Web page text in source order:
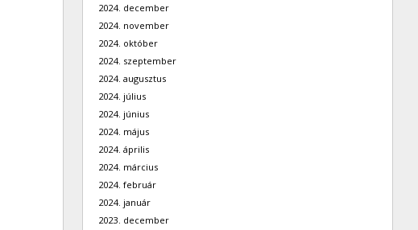
2024. december
2024. november
2024. október
2024. szeptember
2024. augusztus
2024. július
2024. június
2024. május
2024. április
2024. március
2024. február
2024. január
2023. december